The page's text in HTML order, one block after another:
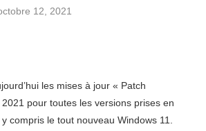
12, 2021
les mises à jour « Patch
2021 pour toutes les versions prises en
compris le tout nouveau Windows 11.